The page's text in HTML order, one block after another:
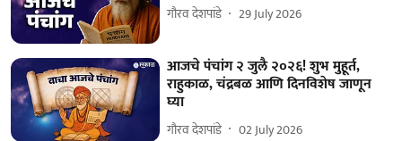
गौरव देशपांडे 29 July 2026
आजचे पंचांग २ जुलै २०२६! शुभ मुहूर्त,
राहुकाळ, चंद्रबळ आणि दिनविशेष जाणून
घ्या
गौरव देशपांडे 02 July 2026